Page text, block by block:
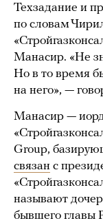
Техзадание и
по словам
Манасир. «Не
Но в то время
на него», —
Манасир —
Group,
связан с
называют
бывшего главы